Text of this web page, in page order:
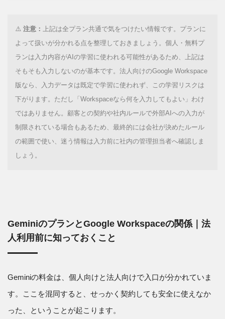
⚠️ 注意： 上記は全プラン共通で気をつけたい情報です。プランに
よって扱いが分かれる点を整理しておきましょう。個人・無料プ
ランは入力内容がAIの学習に使われる可能性があるため、上記は
そもそも入力しないのが基本です。法人向けのGoogle Workspace
版なら、入力データは既定で学習に使われず、この学習リスクは
下がります。ただし「Workspaceなら何を入力してもよい」わけ
ではありません。顧客との契約や社内ルールで外部AIへの入力が
制限されている場合もあるため、最終的には会社が決めたルール
の範囲で使い、迷う情報は入力前に社内の管理担当者へ確認しま
しょう。
GeminiのプランとGoogle Workspaceの関係｜法
人利用前に知っておくこと
Geminiの料金は、個人向けと法人向けで入口が分かれていま
す。ここを混同すると、せっかく契約しても安全に使えなか
った、ということが起こります。